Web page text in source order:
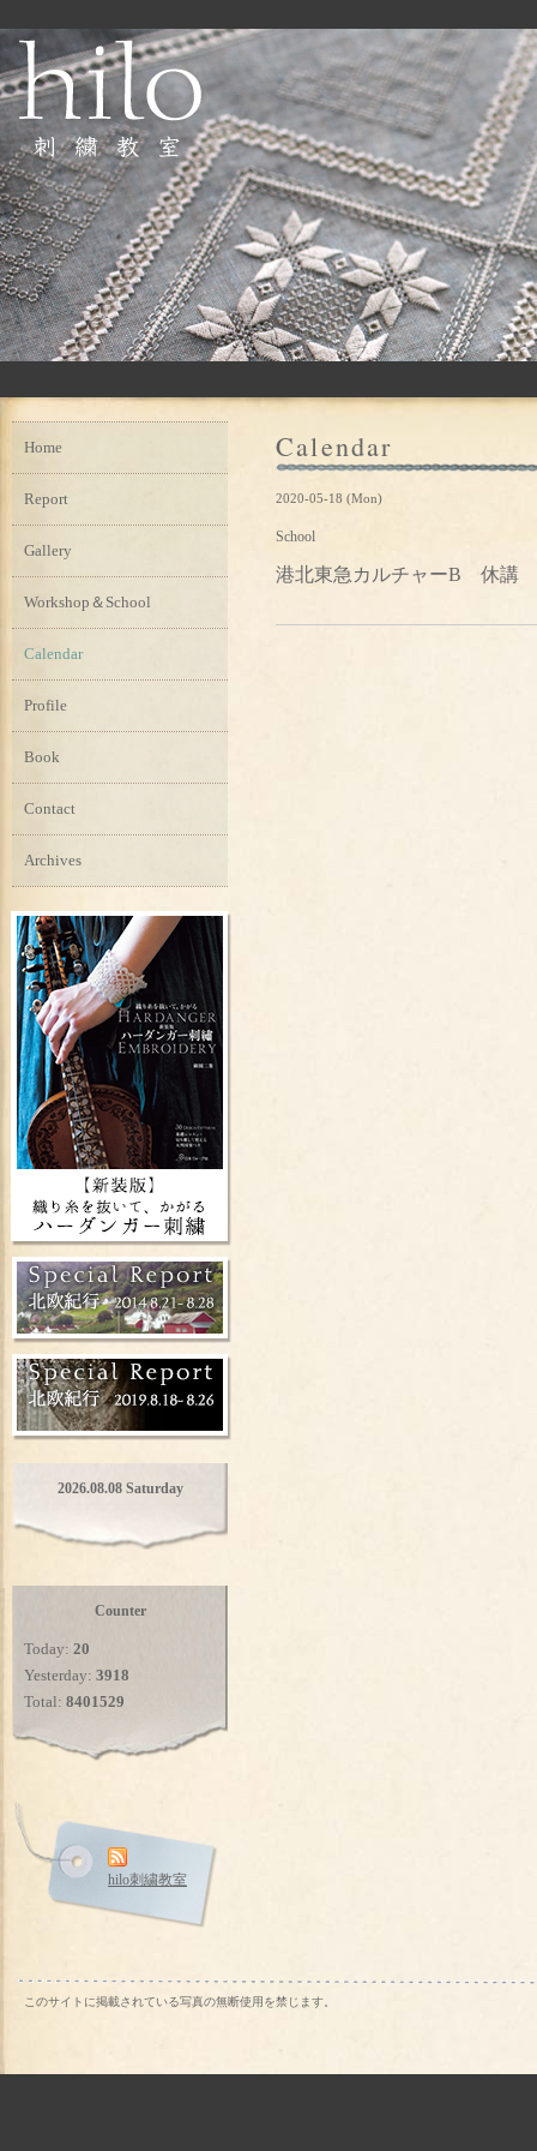
Calendar
2020-05-18 (Mon)
School
港北東急カルチャーB 休講
Home
Report
Gallery
Workshop＆School
Calendar
Profile
Book
Contact
Archives
2026.08.08 Saturday
Counter
Today: 20
Yesterday: 3918
Total: 8401529
hilo刺繍教室
このサイトに掲載されている写真の無断使用を禁じます。